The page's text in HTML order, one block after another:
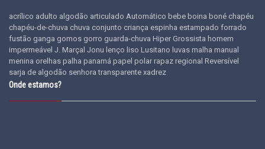
acrílico adulto algodão articulado Automático bebe boina boné chapéu
chapéu-de-chuva chuva conjunto criança espinha estampado forrado
fustão ganga gomos gorro guarda-chuva Hiper Grossista homem
impermeável J. Marçal Jonu lenço liso Lusitano luvas malha manual
menina orelhas palha panamá papel polar rapaz regional Reversível
sarja de algodão senhora transparente xadrez
Onde estamos?